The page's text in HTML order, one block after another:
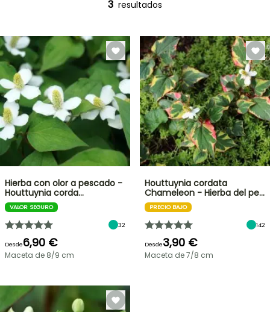
3 resultados
Hierba con olor a pescado -
Houttuynia corda…
VALOR SEGURO
32
Desde6,90 €
Maceta de 8/9 cm
Houttuynia cordata
Chameleon - Hierba del pe…
PRECIO BAJO
142
Desde3,90 €
Maceta de 7/8 cm